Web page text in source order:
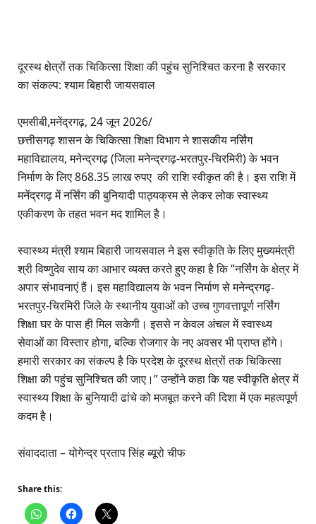
दूरस्थ क्षेत्रों तक चिकित्सा शिक्षा की पहुंच सुनिश्चित करना है सरकार
का संकल्प: श्याम बिहारी जायसवाल
एमसीबी,मनेंद्रगढ़, 24 जून 2026/
छत्तीसगढ़ शासन के चिकित्सा शिक्षा विभाग ने शासकीय नर्सिंग
महाविद्यालय, मनेन्द्रगढ़ (जिला मनेन्द्रगढ़-भरतपुर-चिरमिरी) के भवन
निर्माण के लिए 868.35 लाख रुपए की राशि स्वीकृत की है। इस राशि में
मनेंद्रगढ़ में नर्सिंग की बुनियादी पाठ्यक्रम से लेकर लोक स्वास्थ्य
एकीकरण के तहत भवन मद शामिल है।
स्वास्थ्य मंत्री श्याम बिहारी जायसवाल ने इस स्वीकृति के लिए मुख्यमंत्री
श्री विष्णुदेव साय का आभार व्यक्त करते हुए कहा है कि “नर्सिंग के क्षेत्र में
अपार संभावनाएं हैं। इस महाविद्यालय के भवन निर्माण से मनेन्द्रगढ़-
भरतपुर-चिरमिरी जिले के स्थानीय युवाओं को उच्च गुणवत्तापूर्ण नर्सिंग
शिक्षा घर के पास ही मिल सकेगी। इससे न केवल अंचल में स्वास्थ्य
सेवाओं का विस्तार होगा, बल्कि रोजगार के नए अवसर भी प्राप्त होंगे।
हमारी सरकार का संकल्प है कि प्रदेश के दूरस्थ क्षेत्रों तक चिकित्सा
शिक्षा की पहुंच सुनिश्चित की जाए।” उन्होंने कहा कि यह स्वीकृति क्षेत्र में
स्वास्थ्य शिक्षा के बुनियादी ढांचे को मजबूत करने की दिशा में एक महत्वपूर्ण
कदम है।
संवाददाता – योगेन्द्र प्रताप सिंह ब्यूरो चीफ
Share this: